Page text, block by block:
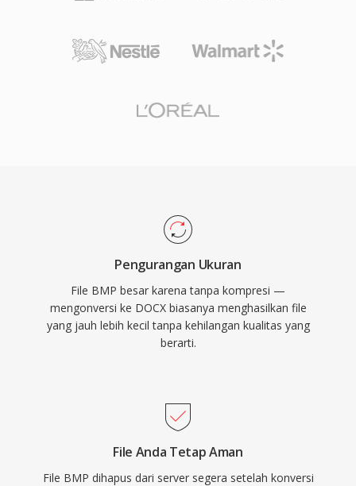
Pengurangan Ukuran
File BMP besar karena tanpa kompresi —
mengonversi ke DOCX biasanya menghasilkan file
yang jauh lebih kecil tanpa kehilangan kualitas yang
berarti.
File Anda Tetap Aman
File BMP dihapus dari server segera setelah konversi